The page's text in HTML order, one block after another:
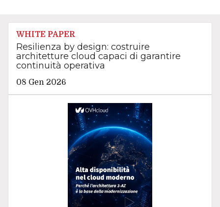
WHITE PAPER
Resilienza by design: costruire
architetture cloud capaci di garantire
continuità operativa
08 Gen 2026